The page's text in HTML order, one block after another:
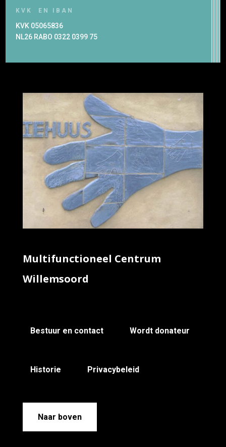
KVK EN IBAN
KVK 05065836
NL26 RABO 0322 0399 75
Multifunctioneel Centrum
Willemsoord
Bestuur en contact Wordt donateur
Historie Privacybeleid
Naar boven